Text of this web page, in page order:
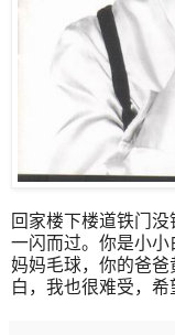
回家楼下楼道铁门
一闪而过。你是小
妈妈毛球，你的爸
白，我也很难受，希